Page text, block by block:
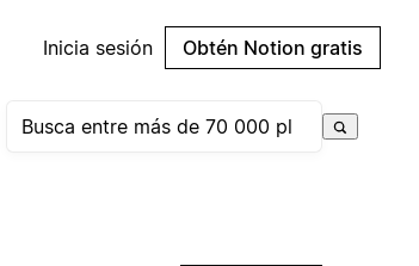
Inicia sesión Obtén Notion gratis